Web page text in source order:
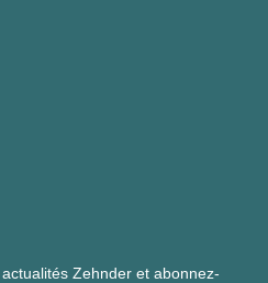
Zehnder et abonnez-